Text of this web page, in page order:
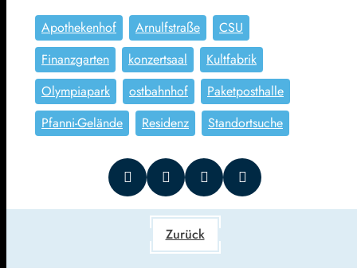
Apothekenhof Arnulfstraße
CSU
Finanzgarten
konzertsaal
Kultfabrik
Olympiapark
ostbahnhof
Paketposthalle
Pfanni-Gelände
Residenz Standortsuche
Zurück